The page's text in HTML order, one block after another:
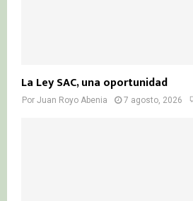
La Ley SAC, una oportunidad
Por Juan Royo Abenia 7 agosto, 2026